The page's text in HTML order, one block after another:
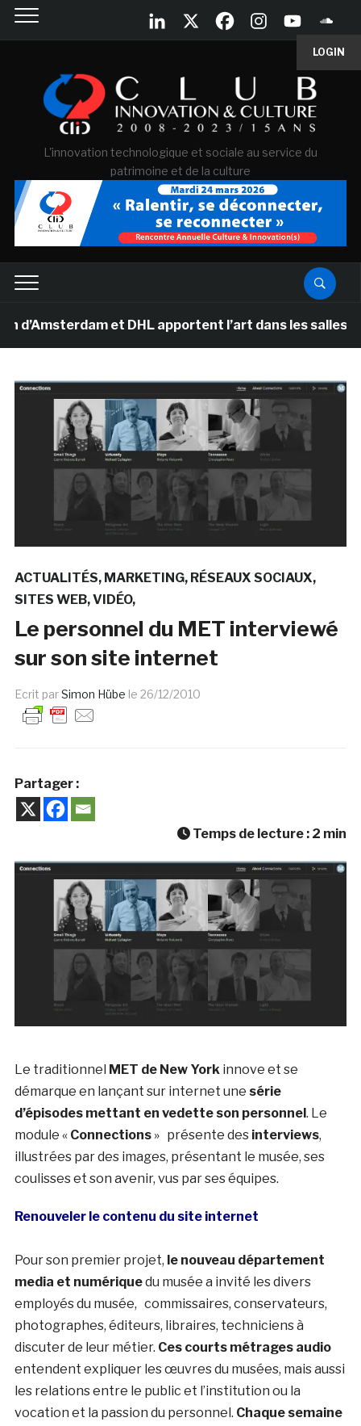
LOGIN
L'innovation technologique et sociale au service du
patrimoine et de la culture
et DHL apportent l’art dans les salles de
ACTUALITÉS MARKETING RÉSEAUX SOCIAUX
SITES WEB VIDÉO
Le personnel du MET interviewé
sur son site internet
Ecrit parSimon Hübe le 26/12/2010
Partager :
Temps de lecture : 2 min
Le traditionnel MET de New Yorkinnove et se
démarque en lançant sur internet une série
d’épisodes mettant en vedette son personnel . Le
module « Connections» présente des interviews,
illustrées par des images, présentant le musée, ses
coulisses et son avenir, vus par ses équipes.
Renouveler le contenu du site internet
Pour son premier projet, le nouveau département
media et numériquedu musée a invité les divers
employés du musée, commissaires, conservateurs,
photographes, éditeurs, libraires, techniciens à
discuter de leur métier. Ces courts métrages audio
entendent expliquer les œuvres du musées, mais aussi
les relations entre le public et l’institution ou la
vocation et la passion du personnel. Chaque semaine